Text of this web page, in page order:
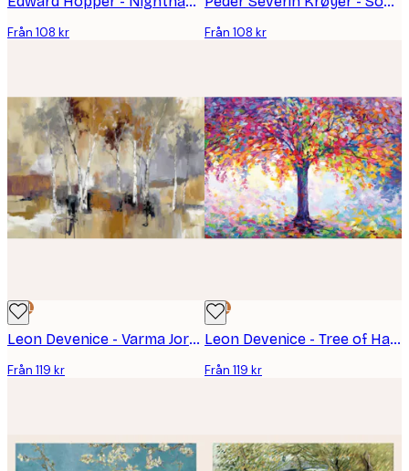
Från 108 kr Från 108 kr
DEAL
Leon Devenice - Varma Jordfärger Poster
Från 119 kr
DEAL
Leon Devenice - Tree of Happiness Poster
Från 119 kr